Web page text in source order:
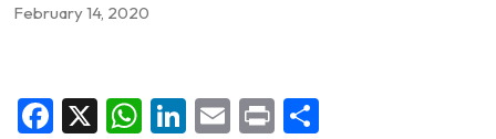
February 14, 2020
Facebook
X WhatsApp
LinkedIn
Email
Print